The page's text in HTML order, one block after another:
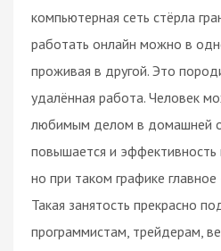
компьютерная сеть стёрла
работать онлайн можно в
проживая в другой. Это
удалённая работа. Человек
любимым делом в домашней
повышается и
но при таком графике
Такая занятость прекрасно
программистам, трейдерам,